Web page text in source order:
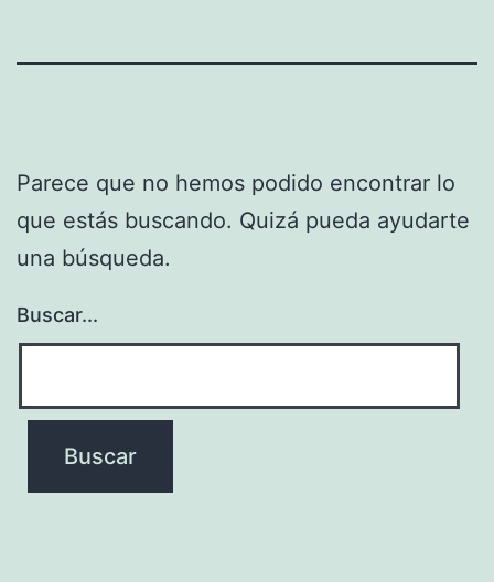
Parece que no hemos podido encontrar lo
que estás buscando. Quizá pueda ayudarte
una búsqueda.
Buscar...